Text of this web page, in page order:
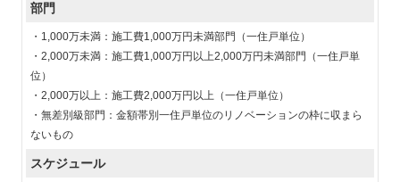
部門
・1,000万未満：施工費1,000万円未満部門（一住戸単位）
・2,000万未満：施工費1,000万円以上2,000万円未満部門（一住戸単
位）
・2,000万以上：施工費2,000万円以上（一住戸単位）
・無差別級部門：金額帯別一住戸単位のリノベーションの枠に収まら
ないもの
スケジュール